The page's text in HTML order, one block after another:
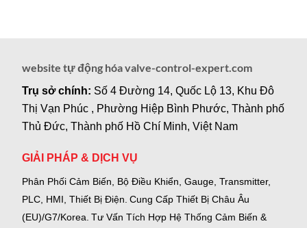
website tự động hóa valve-control-expert.com
Trụ sở chính: Số 4 Đường 14, Quốc Lộ 13, Khu Đô
Thị Vạn Phúc , Phường Hiệp Bình Phước, Thành phố
Thủ Đức, Thành phố Hồ Chí Minh, Việt Nam
GIẢI PHÁP & DỊCH VỤ
Phân Phối Cảm Biến, Bộ Điều Khiển, Gauge, Transmitter,
PLC, HMI, Thiết Bị Điện. Cung Cấp Thiết Bị Châu Âu
(EU)/G7/Korea. Tư Vấn Tích Hợp Hệ Thống Cảm Biến &